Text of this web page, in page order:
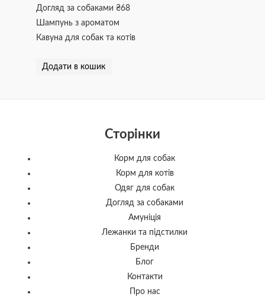
Догляд за собаками₴68
Шампунь з ароматом
Кавуна для собак та котів
Додати в кошик
Сторінки
Корм для собак
Корм для котів
Одяг для собак
Догляд за собаками
Амуніція
Лежанки та підстилки
Бренди
Блог
Контакти
Про нас